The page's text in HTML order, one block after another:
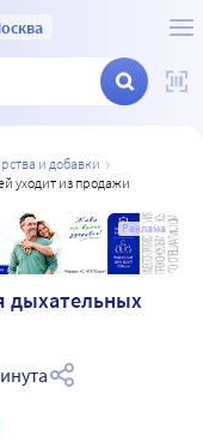
и добавки
уходит из продажи
Реклама
дыхательных